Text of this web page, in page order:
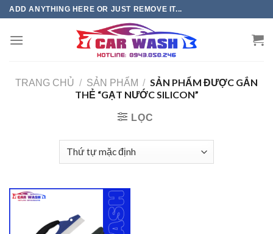
Chuyển
phần
ADD ANYTHING HERE OR JUST REMOVE IT...
TRANG CHỦ / SẢN PHẨM / SẢN PHẨM ĐƯỢC GẮN
THẺ “GẠT NƯỚC SILICON”
LỌC